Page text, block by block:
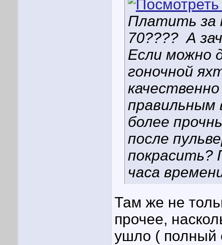
Платить за
70???? А
Если можно
гоночной
правильным
более
после
покрасить?
часа
Там же не
прочее,
ушло ( полный